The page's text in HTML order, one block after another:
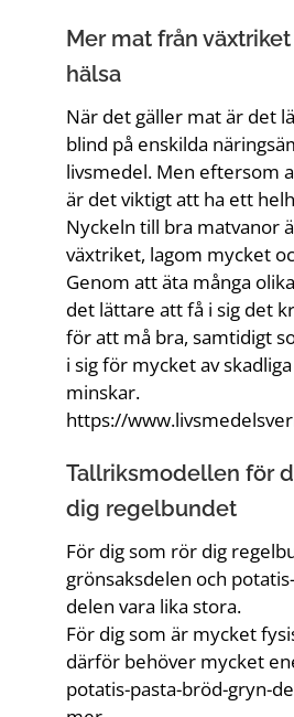
Mer mat från
hälsa
När det gäller mat är det
blind på enskilda
livsmedel. Men eftersom
är det viktigt att ha ett
Nyckeln till bra matvanor
växtriket, lagom mycket
Genom att äta många
det lättare att få i sig det
för att må bra, samtidigt
i sig för mycket av
minskar.
https://
Tallriksmodellen för
dig regelbundet
För dig som rör dig
grönsaksdelen och
delen vara lika stora.
För dig som är mycket
därför behöver mycket
potatis-pasta-bröd-gryn-